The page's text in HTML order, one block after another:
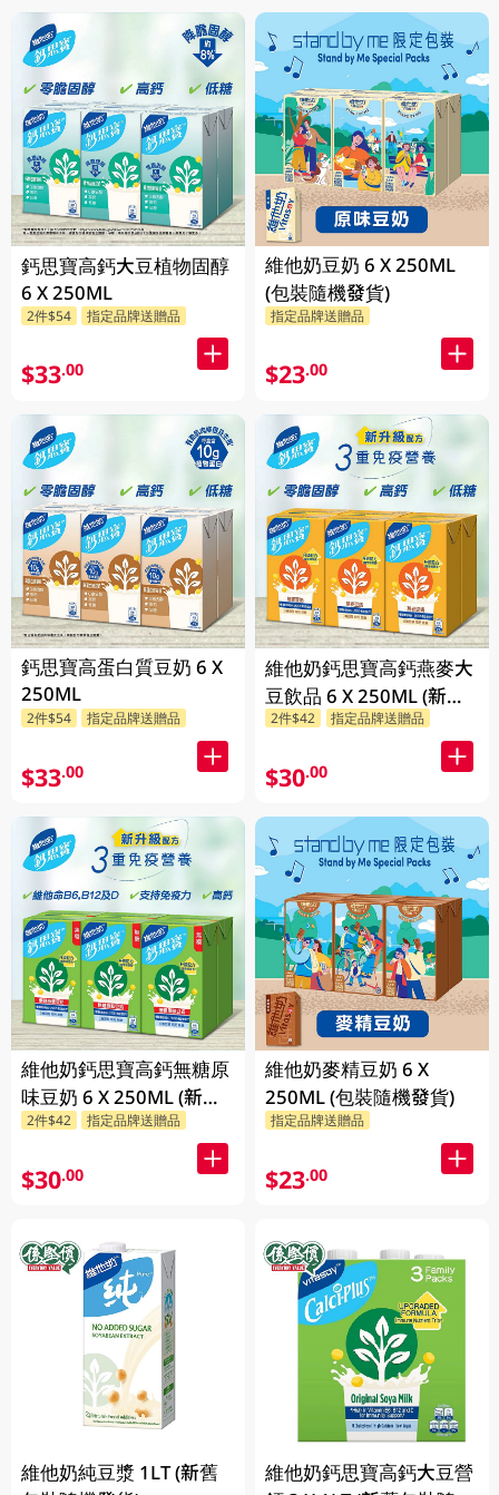
鈣思寶高鈣大豆植物固醇
6 X 250ML
2件$54 指定品牌送贈品
$33.00
鈣思寶高蛋白質豆奶 6 X
250ML
2件$54 指定品牌送贈品
$33.00
維他奶鈣思寶高鈣無糖原
味豆奶 6 X 250ML (新舊
包裝隨機發貨)
2件$42 指定品牌送贈品
$30.00
維他奶純豆漿 1LT (新舊
維他奶豆奶 6 X 250ML
(包裝隨機發貨)
指定品牌送贈品
$23.00
維他奶鈣思寶高鈣燕麥大
豆飲品 6 X 250ML (新舊
包裝隨機發貨)
2件$42 指定品牌送贈品
$30.00
維他奶麥精豆奶 6 X
250ML (包裝隨機發貨)
指定品牌送贈品
$23.00
維他奶鈣思寶高鈣大豆營